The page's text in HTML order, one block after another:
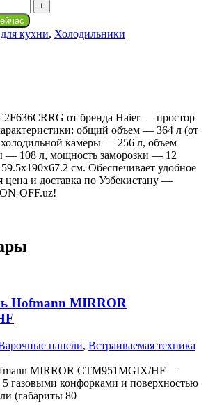
кухни, Холодильники
от бренда Haier — простор
общий объем — 364 л (от
камеры — 256 л, объем
— 108 л, мощность заморозки — 12
см. Обеспечивает удобное
цена и доставка по Узбекистану —
OFF.uz!
Hofmann MIRROR
панели, Встраиваемая техника
MIRROR CTM951MGIX/HF —
газовыми конфорками и поверхностью
(габариты 80